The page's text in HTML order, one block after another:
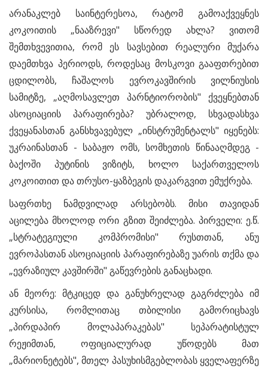
არანაკლებ საინტერესოა, რატომ გამოაქვეყნეს
კოკოითის „ნააზრევი" სწორედ ახლა? ვითომ
შემთხვევითია, რომ ეს სავსებით რეალური მუქარა
დაემთხვა პერიოდს, როდესაც მოსკოვი გააფთრებით
ცდილობს, ჩაშალოს ევროკავშირის ვილნიუსის
სამიტზე, „აღმოსავლეთ პარნტიორობის" ქვეყნებთან
ასოციაციის პარაფირება? უბრალოდ, სხვადასხვა
ქვეყანასთან განსხვავებულ „ინსტრუმენტალს" იყენებს:
უკრაინასთან - საბაჟო ომს, სომხეთის წინააღმდეგ -
ბაქოში პუტინის ვიზიტს, ხოლო საქართველოს
კოკოითით და თრუსო-ყაზბეგის დაკარგვით ემუქრება.
საფრთხე ნამდვილად არსებობს. მისი თავიდან
აცილება მხოლოდ ორი გზით შეიძლება. პირველი: ე.წ.
„სტრატეგიული კომპრომისი" რუსთთან, ანუ
ევროპასთან ასოციაციის პარაფირებაზე უარის თქმა და
„ევრაზიულ კავშირში" გაწევრების განაცხადი.
ან მეორე: მტკიცედ და განუხრელად გაგრძლება იმ
კურსისა, რომლითაც თბილისი გამორიცხავს
„პირდაპირ მოლაპარაკებას" სეპარატისტულ
რეჟიმთან, ოფიციალურად უწოდებს მათ
„მარიონეტებს", მთელ პასუხისმგებლობას ყველაფერზე